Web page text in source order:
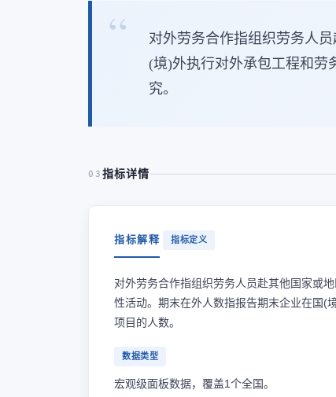
对外劳务合作指组织劳务人
(境)外执行对外承包工程和劳
究。
03 指标详情
指标解释 指标定义
对外劳务合作指组织劳务人员赴其他国家或
性活动。期末在外人数指报告期末企业在国(
项目的人数。
数据类型
宏观级面板数据，覆盖1个全国。